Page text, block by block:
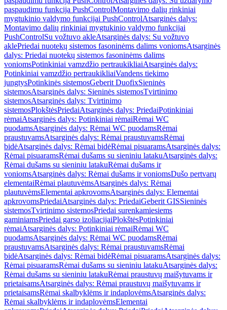
paspaudimu funkcija PushControlMontavimo dalių rinkiniai
mygtukinio valdymo funkcijai PushControlAtsarginės dalys:
Montavimo dalių rinkiniai mygtukinio valdymo funkcijai
PushControlSu vožtuvo akleAtsarginės dalys: Su vožtuvo
aklePriedai nuotekų sistemos fasoninėms dalims voniomsAtsarginės
dalys: Priedai nuotekų sistemos fasoninėms dalims
voniomsPotinkiniai vamzdžio pertraukikliaiAtsarginės dalys:
Potinkiniai vamzdžio pertraukikliaiVandens tiekimo
jungtysPotinkinės sistemosGeberit DuofixSieninės
sistemosAtsarginės dalys: Sieninės sistemosTvirtinimo
sistemosAtsarginės dalys: Tvirtinimo
sistemosPlokštėsPriedaiAtsarginės dalys: PriedaiPotinkiniai
rėmaiAtsarginės dalys: Potinkiniai rėmaiRėmai WC
puodamsAtsarginės dalys: Rėmai WC puodamsRėmai
praustuvamsAtsarginės dalys: Rėmai praustuvamsRėmai
bidėAtsarginės dalys: Rėmai bidėRėmai pisuaramsAtsarginės dalys:
Rėmai pisuaramsRėmai dušams su sieniniu latakuAtsarginės dalys:
Rėmai dušams su sieniniu latakuRėmai dušams ir
voniomsAtsarginės dalys: Rėmai dušams ir voniomsDušo pertvarų
elementaiRėmai plautuvėmsAtsarginės dalys: Rėmai
plautuvėmsElementai apkrovomsAtsarginės dalys: Elementai
apkrovomsPriedaiAtsarginės dalys: PriedaiGeberit GISSieninės
sistemosTvirtinimo sistemosPriedai surenkamiesiems
gaminiamsPriedai garso izoliacijaiPlokštėsPotinkiniai
rėmaiAtsarginės dalys: Potinkiniai rėmaiRėmai WC
puodamsAtsarginės dalys: Rėmai WC puodamsRėmai
praustuvamsAtsarginės dalys: Rėmai praustuvamsRėmai
bidėAtsarginės dalys: Rėmai bidėRėmai pisuaramsAtsarginės dalys:
Rėmai pisuaramsRėmai dušams su sieniniu latakuAtsarginės dalys:
Rėmai dušams su sieniniu latakuRėmai praustuvų maišytuvams ir
prietaisamsAtsarginės dalys: Rėmai praustuvų maišytuvams ir
prietaisamsRėmai skalbyklėms ir indaplovėmsAtsarginės dalys:
Rėmai skalbyklėms ir indaplovėmsElementai